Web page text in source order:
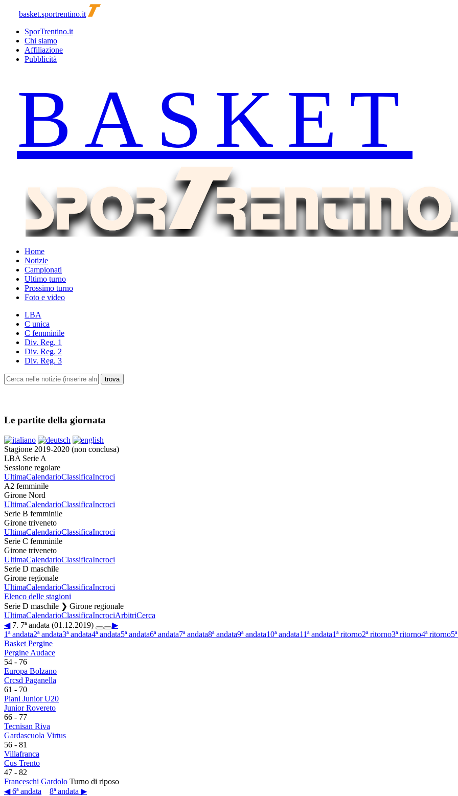
basket.sportrentino.it
SporTrentino.it
Chi siamo
Affiliazione
Pubblicità
Home
Notizie
Campionati
Ultimo turno
Prossimo turno
Foto e video
LBA
C unica
C femminile
Div. Reg. 1
Div. Reg. 2
Div. Reg. 3
Le partite della giornata
Stagione 2019-2020 (non conclusa)
LBA Serie A
Sessione regolare
UltimaCalendarioClassificaIncroci
A2 femminile
Girone Nord
UltimaCalendarioClassificaIncroci
Serie B femminile
Girone triveneto
UltimaCalendarioClassificaIncroci
Serie C femminile
Girone triveneto
UltimaCalendarioClassificaIncroci
Serie D maschile
Girone regionale
UltimaCalendarioClassificaIncroci
Elenco delle stagioni
Serie D maschile ❯ Girone regionale
UltimaCalendarioClassificaIncrociArbitriCerca
◀7. 7ª andata (01.12.2019)
▶
1ª andata2ª andata3ª andata4ª andata5ª andata6ª andata7ª andata8ª andata9ª andata10ª andata11ª andata1ª ritorno2ª ritorno3ª ritorno4ª ritorno
Basket Pergine
Pergine Audace
54 - 76
Europa Bolzano
Crcsd Paganella
61 - 70
Piani Junior U20
Junior Rovereto
66 - 77
Tecnisan Riva
Gardascuola Virtus
56 - 81
Villafranca
Cus Trento
47 - 82
Franceschi Gardolo Turno di riposo
◀ 6ª andata
8ª andata ▶